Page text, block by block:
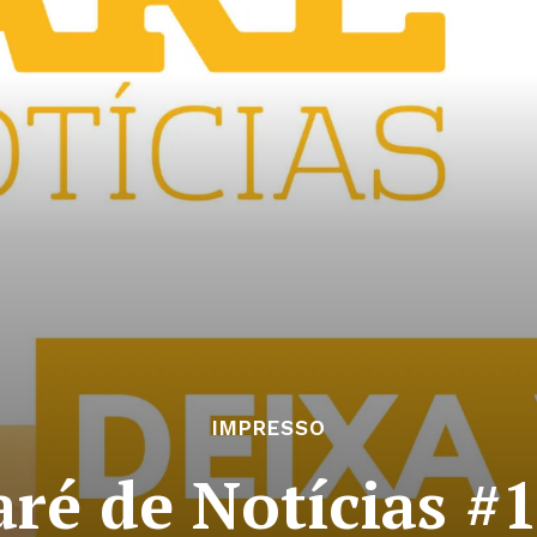
IMPRESSO
de Notícias